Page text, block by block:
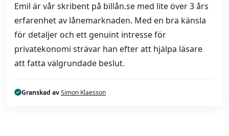
Emil är vår skribent på billån.se med lite över 3 års
erfarenhet av lånemarknaden. Med en bra känsla
för detaljer och ett genuint intresse för
privatekonomi strävar han efter att hjälpa läsare
att fatta välgrundade beslut.
Granskad avSimon Klaesson